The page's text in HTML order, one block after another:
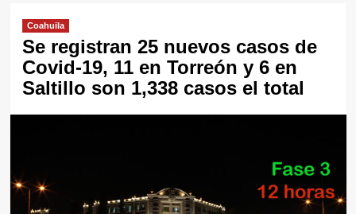
Coahuila
Se registran 25 nuevos casos de
Covid-19, 11 en Torreón y 6 en
Saltillo son 1,338 casos el total